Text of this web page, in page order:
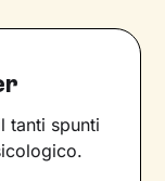
tanti spunti